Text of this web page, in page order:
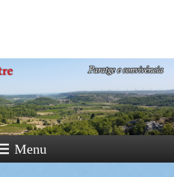
Paratge e Convivència
Menu